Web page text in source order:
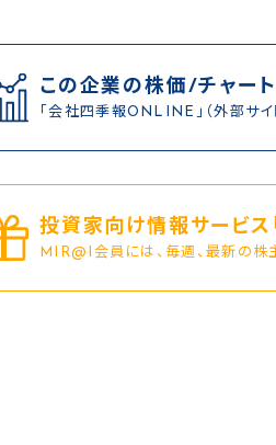
この企業の株価/チャー
「会社四季報ONLINE」（外部サイ
投資家向け情報サービス
MIR@I会員には、毎週、最新の株